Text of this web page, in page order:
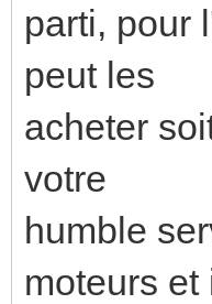
parti, pour
peut les
acheter
votre
humble
moteurs et